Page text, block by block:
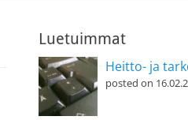
Luetuimmat
Heitto- ja
posted on